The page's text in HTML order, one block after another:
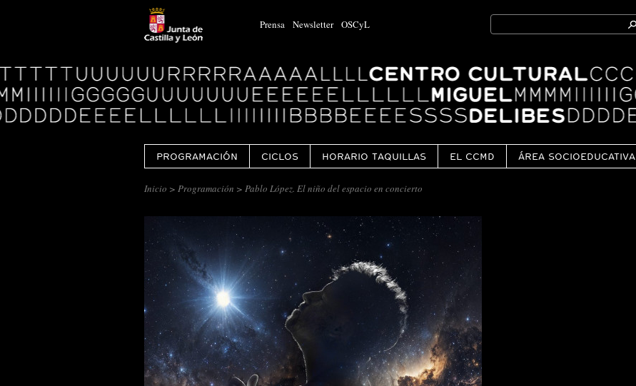
Prensa Newsletter OSCyL
Search
for:
Logo
Centro
Cultural
Miguel
Delibes
PROGRAMACIÓN CICLOS HORARIO TAQUILLAS EL CCMD ÁREA SOCIOEDUCATIVA
Inicio > Programación > Pablo López. El niño del espacio en concierto